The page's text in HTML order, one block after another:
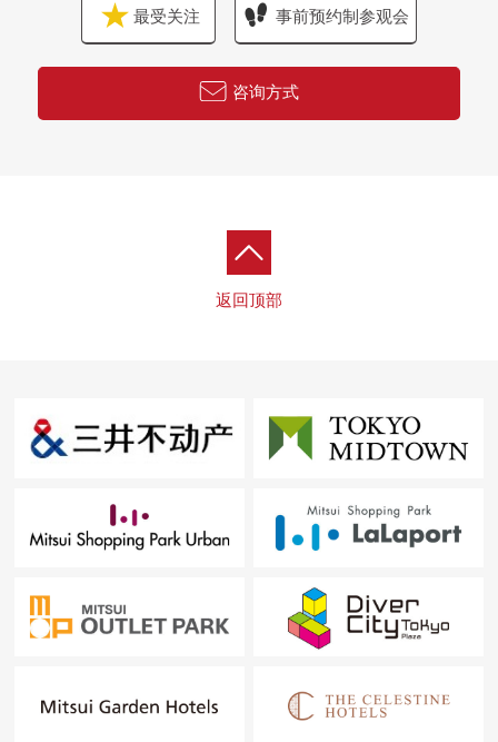
最受关注 事前预约制参观会
咨询方式
返回顶部